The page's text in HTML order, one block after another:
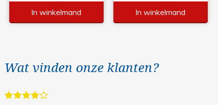
In winkelmand In winkelmand
Wat vinden onze klanten?